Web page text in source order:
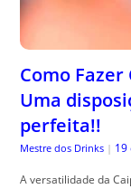
Como
Uma
perfeita!!
Mestre dos Drinks | 19
A versatilidade da